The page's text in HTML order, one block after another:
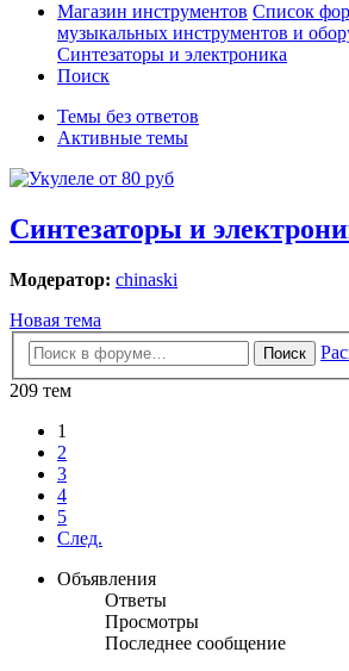
Магазин инструментов Список
музыкальных инструментов и
Синтезаторы и электроника
Поиск
Темы без ответов
Активные темы
Синтезаторы и
Модератор: chinaski
Новая тема
Поиск
209 тем
1
2
3
4
5
След.
Объявления
Ответы
Просмотры
Последнее сообщение